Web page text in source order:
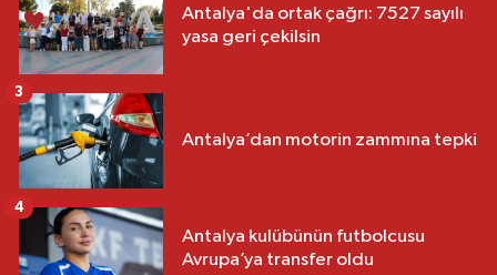
Antalya'da ortak çağrı: 7527 sayılı
yasa geri çekilsin
Antalya’dan motorin zammına tepki
3
Antalya kulübünün futbolcusu
Avrupa’ya transfer oldu
4